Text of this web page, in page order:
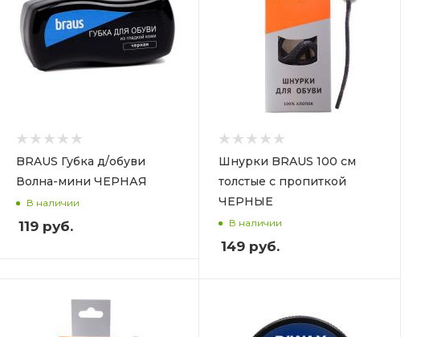
BRAUS Губка д/обуви
Волна-мини ЧЕРНАЯ
В наличии
119 руб.
Шнурки BRAUS 100 см
толстые с пропиткой
ЧЕРНЫЕ
В наличии
149руб.